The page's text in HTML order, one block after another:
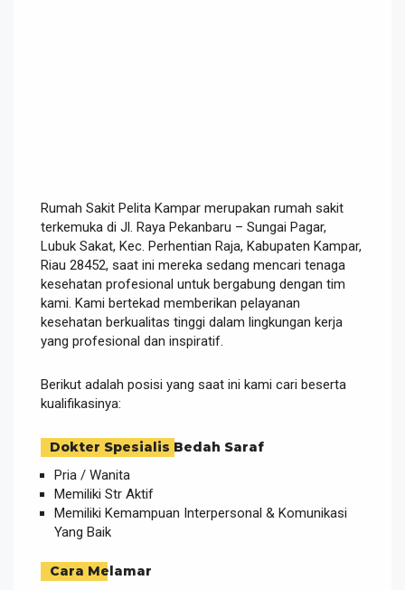
Rumah Sakit Pelita Kampar merupakan rumah sakit
terkemuka di Jl. Raya Pekanbaru – Sungai Pagar,
Lubuk Sakat, Kec. Perhentian Raja, Kabupaten Kampar,
Riau 28452, saat ini mereka sedang mencari tenaga
kesehatan profesional untuk bergabung dengan tim
kami. Kami bertekad memberikan pelayanan
kesehatan berkualitas tinggi dalam lingkungan kerja
yang profesional dan inspiratif.
Berikut adalah posisi yang saat ini kami cari beserta
kualifikasinya:
Dokter Spesialis Bedah Saraf
Pria / Wanita
Memiliki Str Aktif
Memiliki Kemampuan Interpersonal & Komunikasi
Yang Baik
Cara Melamar